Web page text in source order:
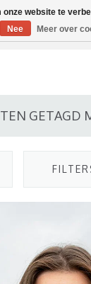
/ EN
GETAGD
onze website te
Nee
Meer over